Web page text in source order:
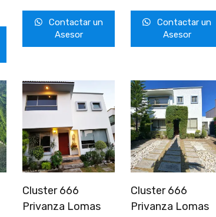
Contactar un
Asesor
Contactar un
Asesor
Cluster 666
Privanza Lomas
Cluster 666
Privanza Lomas